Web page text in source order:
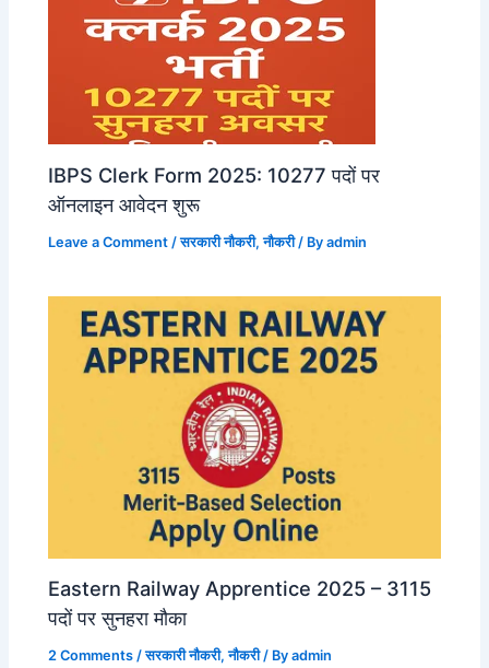
IBPS Clerk Form 2025: 10277 पदों पर
ऑनलाइन आवेदन शुरू
Leave a Comment /सरकारी नौकरी,नौकरी/ Byadmin
Eastern Railway Apprentice 2025 – 3115
पदों पर सुनहरा मौका
2 Comments /सरकारी नौकरी,नौकरी/ Byadmin